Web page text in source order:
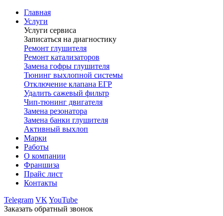
Главная
Услуги
Услуги сервиса
Записаться на диагностику
Ремонт глушителя
Ремонт катализаторов
Замена гофры глушителя
Тюнинг выхлопной системы
Отключение клапана ЕГР
Удалить сажевый фильтр
Чип-тюнинг двигателя
Замена резонатора
Замена банки глушителя
Активный выхлоп
Марки
Работы
О компании
Франшиза
Прайс лист
Контакты
Telegram VK YouTube
Заказать обратный звонок